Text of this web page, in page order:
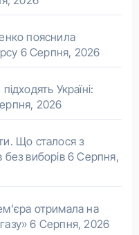
пояснила
6 Серпня, 2026
Україні:
2026
Що сталося з
виборів 6 Серпня,
отримала на
6 Серпня, 2026